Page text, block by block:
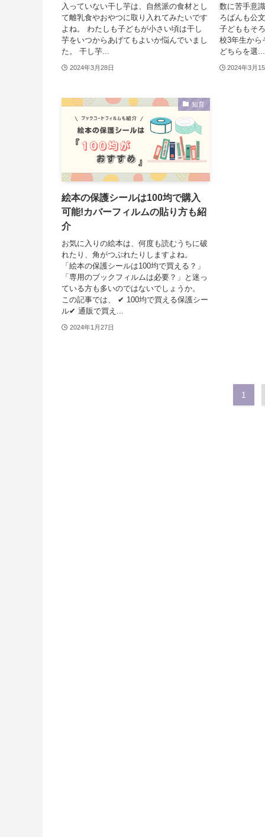
入っていない干し芋は、自然派の食材とし
て離乳食やおやつに取り入れてみたいです
よね。 わたしも子どもが小さい頃は干し
芋をいつからあげてもよいか悩んでいまし
た。 干し芋...
2024年3月28日
数に苦手意
ろばんも公
子どももそ
校3年生から
どちらを選...
2024年3月
知育
絵本の保護シールは100均で購入
可能!カバーフィルムの貼り方も紹
介
お気に入りの絵本は、何度も読むうちに破
れたり、角がつぶれたりしますよね。
「絵本の保護シールは100均で買える？」
「専用のブックフィルムは必要？」と迷っ
ている方も多いのではないでしょうか。
この記事では、 ✔ 100均で買える保護シー
ル✔ 通販で買え...
2024年1月27日
1